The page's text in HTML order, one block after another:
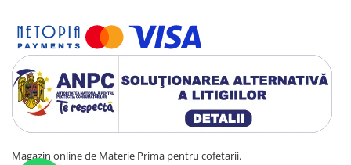
Magazin online de Materie Prima pentru cofetarii.